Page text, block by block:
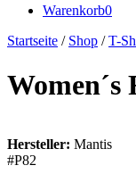
Warenkorb0
Startseite / Shop /T-
Women´s
Hersteller: Mantis
#P82